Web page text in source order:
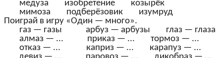
медуза изобретение козырёк
мимоза подберёзовик изумруд
Поиграй в игру «Один — много».
газ — газы арбуз — арбузы глаз — глаза
алмаз — ... приказ — ... тормоз — ...
отказ — ... каприз — ... карапуз — ...